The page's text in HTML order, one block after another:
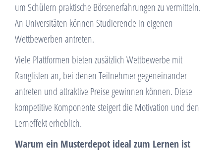
um Schülern praktische Börsenerfahrungen zu vermitteln.
An Universitäten können Studierende in eigenen
Wettbewerben antreten.
Viele Plattformen bieten zusätzlich Wettbewerbe mit
Ranglisten an, bei denen Teilnehmer gegeneinander
antreten und attraktive Preise gewinnen können. Diese
kompetitive Komponente steigert die Motivation und den
Lerneffekt erheblich.
Warum ein Musterdepot ideal zum Lernen ist